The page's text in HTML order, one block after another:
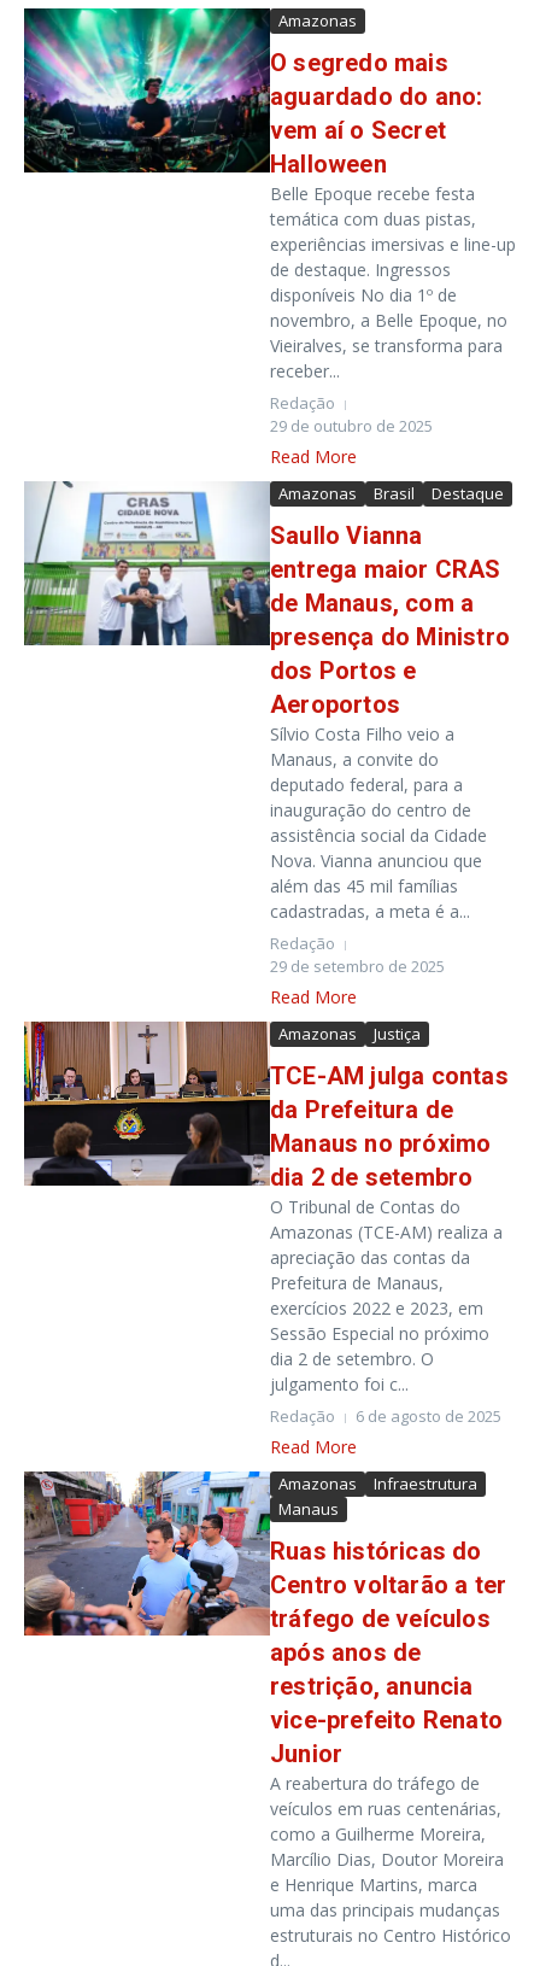
Amazonas
O segredo mais
aguardado do ano:
vem aí o Secret
Halloween
Belle Epoque recebe festa
temática com duas pistas,
experiências imersivas e line-up
de destaque. Ingressos
disponíveis No dia 1º de
novembro, a Belle Epoque, no
Vieiralves, se transforma para
receber...
Redação
29 de outubro de 2025
Read More
Amazonas Brasil Destaque
Saullo Vianna
entrega maior CRAS
de Manaus, com a
presença do Ministro
dos Portos e
Aeroportos
Sílvio Costa Filho veio a
Manaus, a convite do
deputado federal, para a
inauguração do centro de
assistência social da Cidade
Nova. Vianna anunciou que
além das 45 mil famílias
cadastradas, a meta é a...
Redação
29 de setembro de 2025
Read More
Amazonas Justiça
TCE-AM julga contas
da Prefeitura de
Manaus no próximo
dia 2 de setembro
O Tribunal de Contas do
Amazonas (TCE-AM) realiza a
apreciação das contas da
Prefeitura de Manaus,
exercícios 2022 e 2023, em
Sessão Especial no próximo
dia 2 de setembro. O
julgamento foi c...
Redação 6 de agosto de 2025
Read More
Amazonas
Infraestrutura
Manaus
Ruas históricas do
Centro voltarão a ter
tráfego de veículos
após anos de
restrição, anuncia
vice-prefeito Renato
Junior
A reabertura do tráfego de
veículos em ruas centenárias,
como a Guilherme Moreira,
Marcílio Dias, Doutor Moreira
e Henrique Martins, marca
uma das principais mudanças
estruturais no Centro Histórico
d...